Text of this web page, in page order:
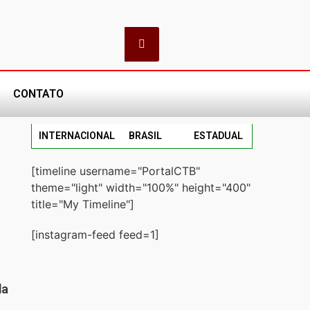
CONTATO
INTERNACIONAL BRASIL ESTADUAL
[timeline username="PortalCTB"
theme="light" width="100%" height="400"
title="My Timeline"]
[instagram-feed feed=1]